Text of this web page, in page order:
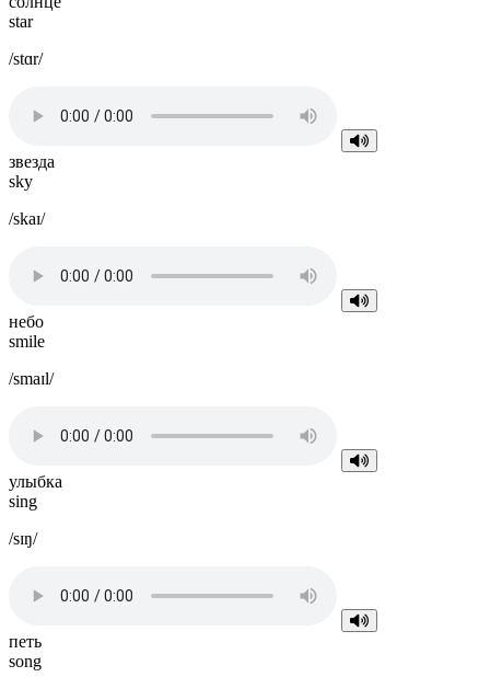
star
/stɑr/
звезда
sky
/skaɪ/
небо
smile
/smaɪl/
улыбка
sing
/sɪŋ/
петь
song